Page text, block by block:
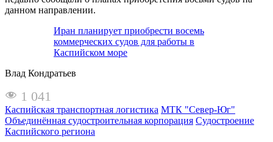
данном направлении.
Иран планирует приобрести восемь
коммерческих судов для работы в
Каспийском море
Влад Кондратьев
1 041
Каспийская транспортная логистика МТК "Север-Юг"
Объединённая судостроительная корпорация Судостроение
Каспийского региона